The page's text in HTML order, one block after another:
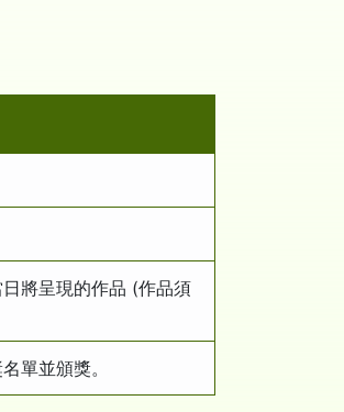
將呈現的作品 (作品須
單並頒獎。